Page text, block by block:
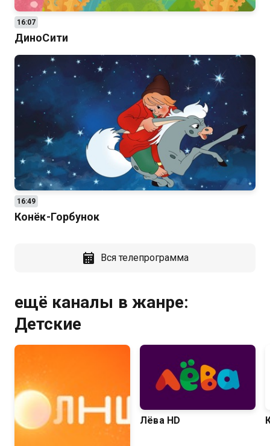
16:07
ДиноСити
16:49
Конёк-Горбунок
Вся телепрограмма
ещё каналы в жанре:
Детские
Лёва HD